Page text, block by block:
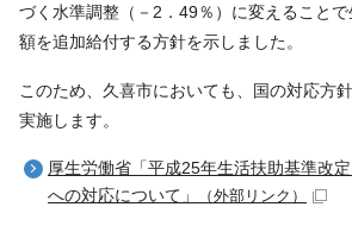
づく水準調整（－2．49％）に変えること
額を追加給付する方針を示しました。
このため、久喜市においても、国の対応方
実施します。
厚生労働省「平成25年生活扶助基準改
への対応について」
（外部リンク）